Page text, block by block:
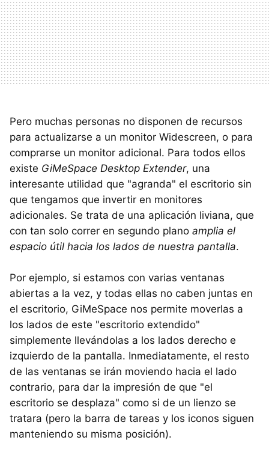
Pero muchas personas no disponen de recursos
para actualizarse a un monitor Widescreen, o para
comprarse un monitor adicional. Para todos ellos
existe GiMeSpace Desktop Extender, una
interesante utilidad que "agranda" el escritorio sin
que tengamos que invertir en monitores
adicionales. Se trata de una aplicación liviana, que
con tan solo correr en segundo plano amplia el
espacio útil hacia los lados de nuestra pantalla.
Por ejemplo, si estamos con varias ventanas
abiertas a la vez, y todas ellas no caben juntas en
el escritorio, GiMeSpace nos permite moverlas a
los lados de este "escritorio extendido"
simplemente llevándolas a los lados derecho e
izquierdo de la pantalla. Inmediatamente, el resto
de las ventanas se irán moviendo hacia el lado
contrario, para dar la impresión de que "el
escritorio se desplaza" como si de un lienzo se
tratara (pero la barra de tareas y los iconos siguen
manteniendo su misma posición).